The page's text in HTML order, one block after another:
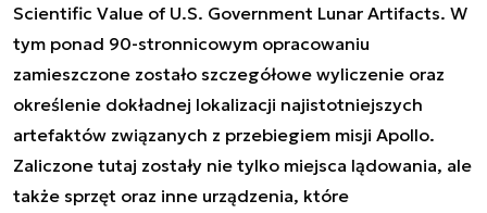
Scientific Value of U.S. Government Lunar Artifacts. W
tym ponad 90-stronnicowym opracowaniu
zamieszczone zostało szczegółowe wyliczenie oraz
określenie dokładnej lokalizacji najistotniejszych
artefaktów związanych z przebiegiem misji Apollo.
Zaliczone tutaj zostały nie tylko miejsca lądowania, ale
także sprzęt oraz inne urządzenia, które